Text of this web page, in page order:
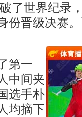
了世界纪录
份晋级决赛
第一
中间夹
选手朴
均摘下